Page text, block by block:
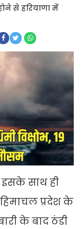
होने से हरियाणा में
साथ ही
प्रदेश के
के बाद ठंडी